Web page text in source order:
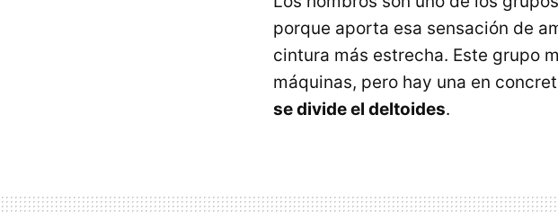
porque aporta esa sensación de
cintura más estrecha. Este grupo
máquinas, pero hay una en
se divide el deltoides.